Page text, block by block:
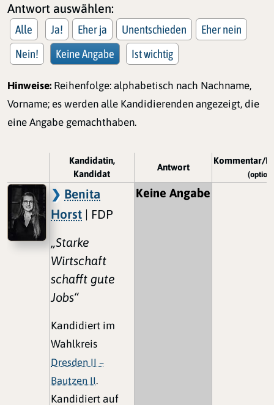
Antwort auswählen:
Alle Ja! Eher ja Unentschieden
Eher nein
Nein!
Keine Angabe Ist wichtig
Hinweise: Reihenfolge: alphabetisch nach Nachname,
Vorname; es werden alle Kandidierenden angezeigt, die
eine Angabe gemachthaben.
Kandidatin,
Kandidat
Antwort
Kommentar/
Benita
Horst | FDP
„Starke
Wirtschaft
schafft gute
Jobs“
Kandidiert im
Wahlkreis
Dresden II –
Bautzen II.
Kandidiert auf
Keine Angabe